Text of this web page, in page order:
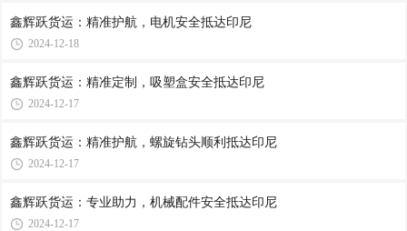
鑫辉跃货运：精准护航，电机安全抵达印尼
2024-12-18
鑫辉跃货运：精准定制，吸塑盒安全抵达印尼
2024-12-17
鑫辉跃货运：精准护航，螺旋钻头顺利抵达印尼
2024-12-17
鑫辉跃货运：专业助力，机械配件安全抵达印尼
2024-12-17